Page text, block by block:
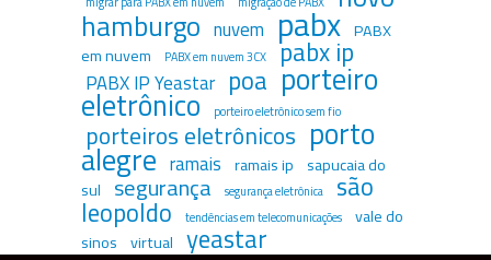
hamburgo nuvem pabx PABX
em nuvem
PABX em nuvem 3CX pabx ip
PABX IP Yeastar poa porteiro
eletrônico porteiro eletrônico sem fio
porteiros eletrônicos porto
alegre ramais ramais ip
sapucaia do
sul
segurança segurança eletrônica são
leopoldo tendências em telecomunicações
vale do
sinos virtual yeastar